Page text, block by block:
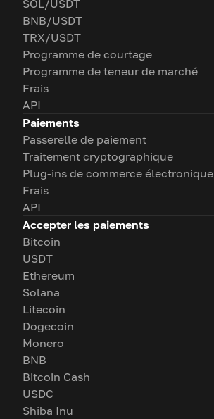
SOL/USDT
BNB/USDT
TRX/USDT
Programme de courtage
Programme de teneur de marché
Frais
API
Paiements
Passerelle de paiement
Traitement cryptographique
Plug-ins de commerce électronique
Frais
API
Accepter les paiements
Bitcoin
USDT
Ethereum
Solana
Litecoin
Dogecoin
Monero
BNB
Bitcoin Cash
USDC
Shiba Inu